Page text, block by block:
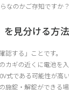
なのかご存知ですか？
見分ける方法
する」ことです。
ギの近くに電池を
式である可能性が高い
錠・解錠ができる場